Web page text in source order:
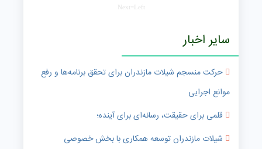
Next=Left
سایر اخبار
حرکت منسجم شیلات مازندران برای تحقق برنامه‌ها و رفع
موانع اجرایی
قلمی برای حقیقت، رسانه‌ای برای آینده؛
شیلات مازندران توسعه همکاری با بخش خصوصی